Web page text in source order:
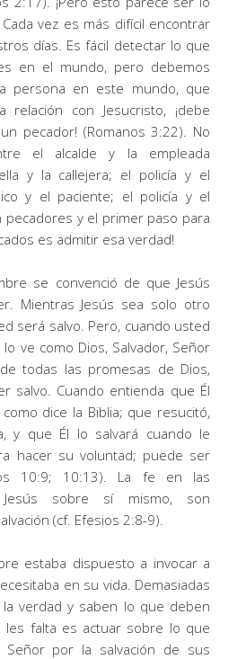
vez es más difícil encontrar
días. Es fácil detectar lo que
en el mundo, pero debemos
persona en este mundo, que
con Jesucristo, ¡debe
pecador! (Romanos 3:22). No
el alcalde y la empleada
y la callejera; el policía y el
y el paciente; el policía y el
pecadores y el primer paso para
es admitir esa verdad!
se convenció de que Jesús
Mientras Jesús sea solo otro
será salvo. Pero, cuando usted
ve como Dios, Salvador, Señor
todas las promesas de Dios,
salvo. Cuando entienda que Él
dice la Biblia; que resucitó,
y que Él lo salvará cuando le
hacer su voluntad; puede ser
10:9; 10:13). La fe en las
Jesús sobre sí mismo, son
(cf. Efesios 2:8-9).
estaba dispuesto a invocar a
en su vida. Demasiadas
verdad y saben lo que deben
les falta es actuar sobre lo que
Señor por la salvación de sus